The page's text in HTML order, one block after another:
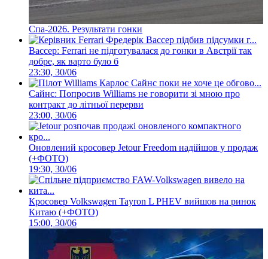
Спа-2026. Результати гонки
Вассер: Ferrari не підготувалася до гонки в Австрії так
добре, як варто було б
23:30, 30/06
Сайнс: Попросив Williams не говорити зі мною про
контракт до літньої перерви
23:00, 30/06
Оновлений кросовер Jetour Freedom надійшов у продаж
(+ФОТО)
19:30, 30/06
Кросовер Volkswagen Tayron L PHEV вийшов на ринок
Китаю (+ФОТО)
15:00, 30/06